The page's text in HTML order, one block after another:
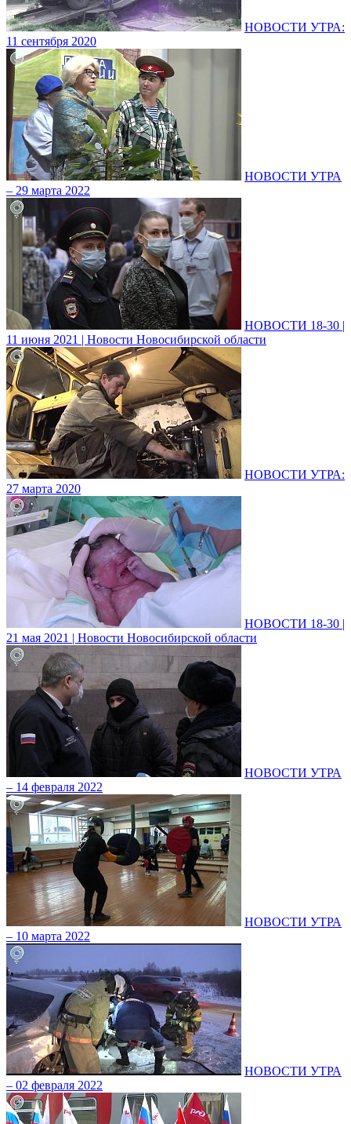
НОВОСТИ УТРА:
11 сентября 2020
НОВОСТИ УТРА
– 29 марта 2022
НОВОСТИ 18-30 |
11 июня 2021 | Новости Новосибирской области
НОВОСТИ УТРА:
27 марта 2020
НОВОСТИ 18-30 |
21 мая 2021 | Новости Новосибирской области
НОВОСТИ УТРА
– 14 февраля 2022
НОВОСТИ УТРА
– 10 марта 2022
НОВОСТИ УТРА
– 02 февраля 2022